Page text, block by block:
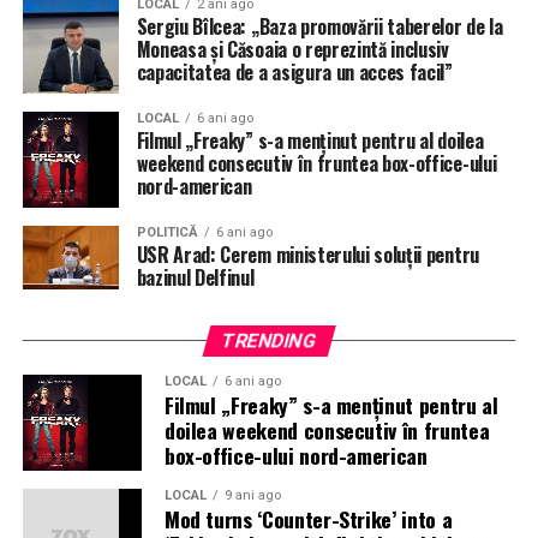
reciclate.
Colectarea selectivă a deșeurilor de la asociațiile de
proprietari (blocuri) și gospodăriile individuale (case) se
face în containere/pubele personalizate pentru fiecare
fracție, respectiv:
plastic/metal – galben;
hârtie/carton – albastru;
deșeuri reziduale – negru.
Rețineți!
Este interzisă amestecarea deșeurilor.
Este interzisă abandonarea deșeurilor și depozitarea
LOCAL 2 ani ago
Sergiu Bîlcea: „Baza promovării taberelor de la
Moneasa și Căsoaia o reprezintă inclusiv
capacitatea de a asigura un acces facil”
LOCAL 6 ani ago
Filmul „Freaky” s-a menţinut pentru al doilea
weekend consecutiv în fruntea box-office-ului
nord-american
POLITICĂ 6 ani ago
USR Arad: Cerem ministerului soluții pentru
bazinul Delfinul
TRENDING
LOCAL 6 ani ago
Filmul „Freaky” s-a menţinut pentru al
doilea weekend consecutiv în fruntea
box-office-ului nord-american
LOCAL 9 ani ago
Mod turns ‘Counter-Strike’ into a